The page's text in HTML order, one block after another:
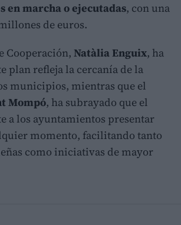
en marcha o ejecutadas, con una
de euros.
Cooperación, Natàlia Enguix, ha
plan refleja la cercanía de la
municipios, mientras que el
Mompó, ha subrayado que el
a los ayuntamientos presentar
momento, facilitando tanto
como iniciativas de mayor